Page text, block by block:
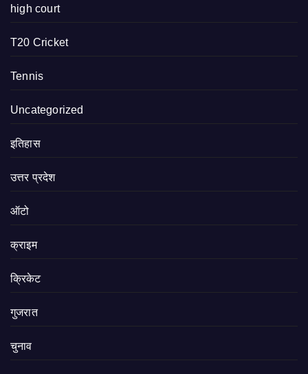
high court
T20 Cricket
Tennis
Uncategorized
इतिहास
उत्तर प्रदेश
ऑटो
क्राइम
क्रिकेट
गुजरात
चुनाव